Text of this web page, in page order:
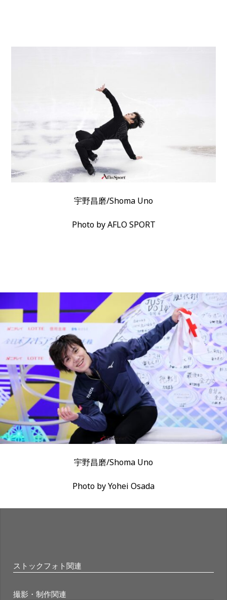
宇野昌磨/Shoma Uno
Photo by AFLO SPORT
宇野昌磨/Shoma Uno
Photo by Yohei Osada
ストックフォト関連
撮影・制作関連